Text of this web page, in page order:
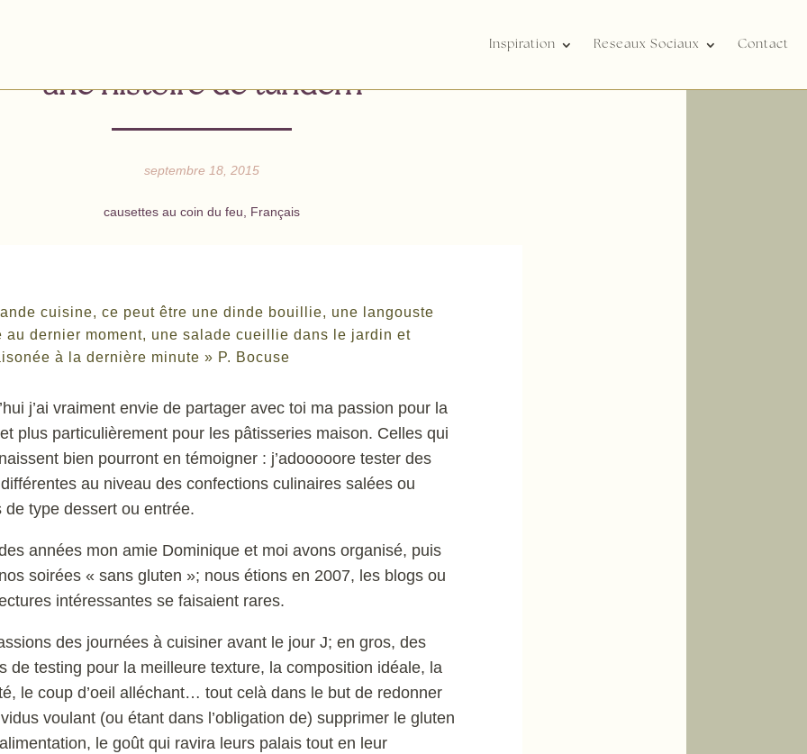
Inspiration Reseaux Sociaux Contact
une histoire de tandem
septembre 18, 2015
causettes au coin du feu Français
cuisine, ce peut être une dinde bouillie, une langouste
au dernier moment, une salade cueillie dans le jardin et
à la dernière minute » P. Bocuse
j’ai vraiment envie de partager avec toi ma passion pour la
plus particulièrement pour les pâtisseries maison. Celles qui
bien pourront en témoigner : j’adooooore tester des
au niveau des confections culinaires salées ou
de type dessert ou entrée.
années mon amie Dominique et moi avons organisé, puis
soirées « sans gluten »; nous étions en 2007, les blogs ou
intéressantes se faisaient rares.
des journées à cuisiner avant le jour J; en gros, des
de testing pour la meilleure texture, la composition idéale, la
le coup d’oeil alléchant… tout celà dans le but de redonner
voulant (ou étant dans l’obligation de) supprimer le gluten
le goût qui ravira leurs palais tout en leur